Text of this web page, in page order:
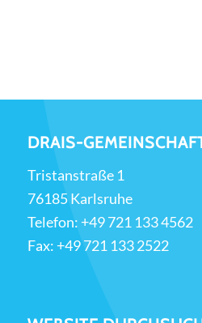
DRAIS-
Tristanstraße 1
76185 Karlsruhe
Telefon: +49 721 133 4562
Fax: +49 721 133 2522